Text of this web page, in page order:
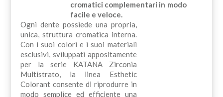
cromatici complementari in modo
facile e veloce.
Ogni dente possiede una propria,
unica, struttura cromatica interna.
Con i suoi colori e i suoi materiali
esclusivi, sviluppati appositamente
per la serie KATANA Zirconia
Multistrato, la linea Esthetic
Colorant consente di riprodurre in
modo semplice ed efficiente una